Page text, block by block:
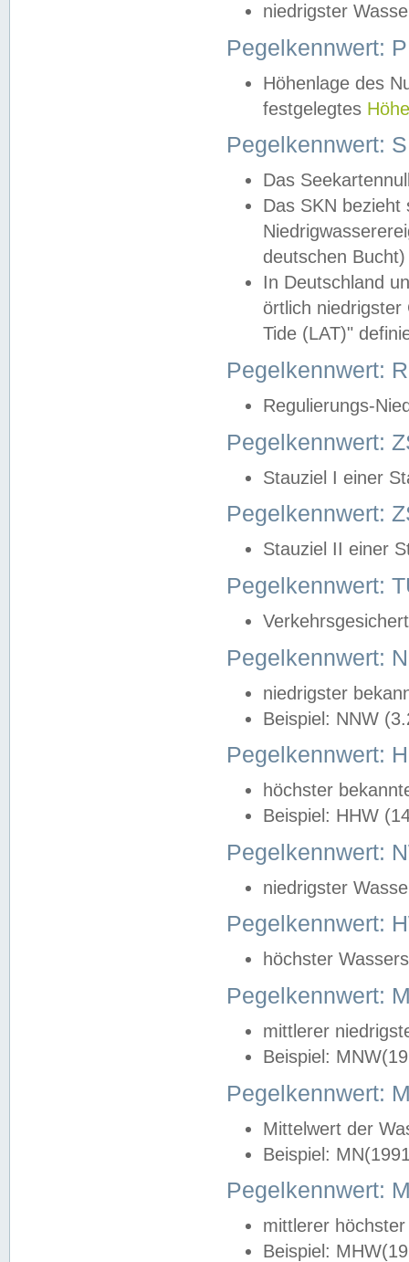
niedrigster
Pegelkennwert:
Höhenlage des
festgelegtes
Pegelkennwert:
Das
Das SKN
deutschen
In Deutschland
örtlich
Tide (LAT)"
Pegelkennwert:
Regulierungs-
Pegelkennwert:
Stauziel I einer
Pegelkennwert:
Stauziel II einer
Pegelkennwert:
Pegelkennwert:
niedrigster
Beispiel: NNW
Pegelkennwert:
höchster
Beispiel: HHW
Pegelkennwert:
niedrigster
Pegelkennwert:
höchster
Pegelkennwert:
mittlerer
Beispiel:
Pegelkennwert:
Mittelwert der
Beispiel:
Pegelkennwert:
mittlerer
Beispiel: